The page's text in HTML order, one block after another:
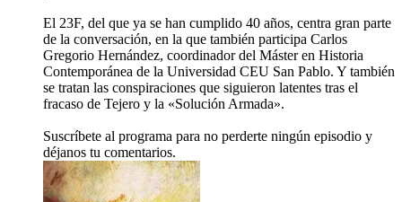
El 23F, del que ya se han cumplido 40 años, centra gran parte
de la conversación, en la que también participa Carlos
Gregorio Hernández, coordinador del Máster en Historia
Contemporánea de la Universidad CEU San Pablo. Y también
se tratan las conspiraciones que siguieron latentes tras el
fracaso de Tejero y la «Solución Armada».
Suscríbete al programa para no perderte ningún episodio y
déjanos tu comentarios.